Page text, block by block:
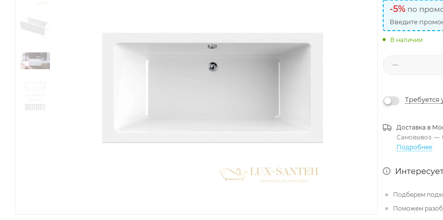
-5% по
Введите
В наличии
Требуется
Доставка в
Самовывоз —
Подробнее
Подберем
Поможем